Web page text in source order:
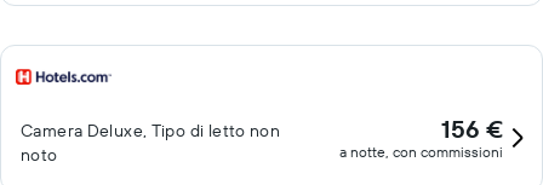
Camera Deluxe, Tipo di letto non
noto
156 €
a notte, con commissioni